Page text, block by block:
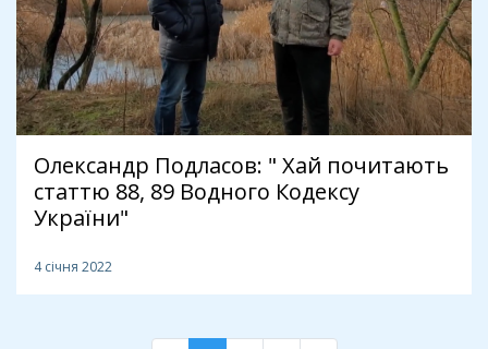
Олександр Подласов: " Хай почитають
статтю 88, 89 Водного Кодексу
України"
4 січня 2022